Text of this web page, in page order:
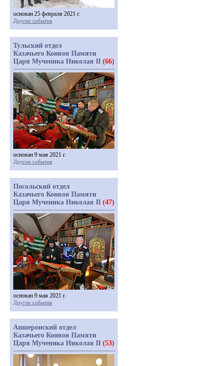
основан 25 февраля 2021 г.
Другие события
Тульский отдел
Казачьего Конвоя Памяти
Царя Мученика Николая II (66)
основан 9 мая 2021 г.
Другие события
Посольский отдел
Казачьего Конвоя Памяти
Царя Мученика Николая II (47)
основан 9 мая 2021 г.
Другие события
Апшеронский отдел
Казачьего Конвоя Памяти
Царя Мученика Николая II (53)